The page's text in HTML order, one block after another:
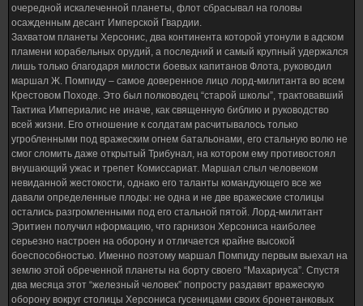
очередной искалеченной планеты, флот сбрасывал на головы
осажденным десант Имперской Гвардии.
Захватом планеты Херсонис, два континента которой утонули в адском
пламени корабельных орудий, а последний и самый крупный удержался
лишь только благодаря милости боевых капитанов Флота, руководил
маршал Ж. Помпиду – самое доверенное лицо лорд-милитанта во всем
Крестовом Походе. Это был полководец “старой школы”, трактовавший
Тактика Империалис не иначе, как священную библию и руководство
всей жизни. Его отношение к солдатам расчитывалось только
угробленными под вражеским огнем батальонами, его стальную волю не
смог сломить даже открытый Трибунал, на котором ему противостоял
внушающий ужас и трепет Комиссариат. Маршал слыл человеком
невиданной жестокости, однако его таланты командующего все же
давали определенные плоды: не одна и не две вражеские столицы
остались разгромленными под его стальной пятой. Лорд-милитант
Эритиен получил нформацию, что гарнизон Херсониса наиболее
серьезно настроен на оборону и отличается крайне высокой
боеспособностью. Именно поэтому маршал Помпиду первым выехал на
землю этой обреченной планеты на борту своего “Махариуса”. Спустя
два месяца этот “железный человек” попросту раздавит вражескую
оборону вокруг столицы Херсониса гусеницами своих бронетанковых